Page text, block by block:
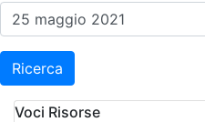
Ricerca
Voci Risorse